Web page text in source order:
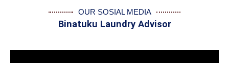
OUR SOSIAL MEDIA
Binatuku Laundry Advisor